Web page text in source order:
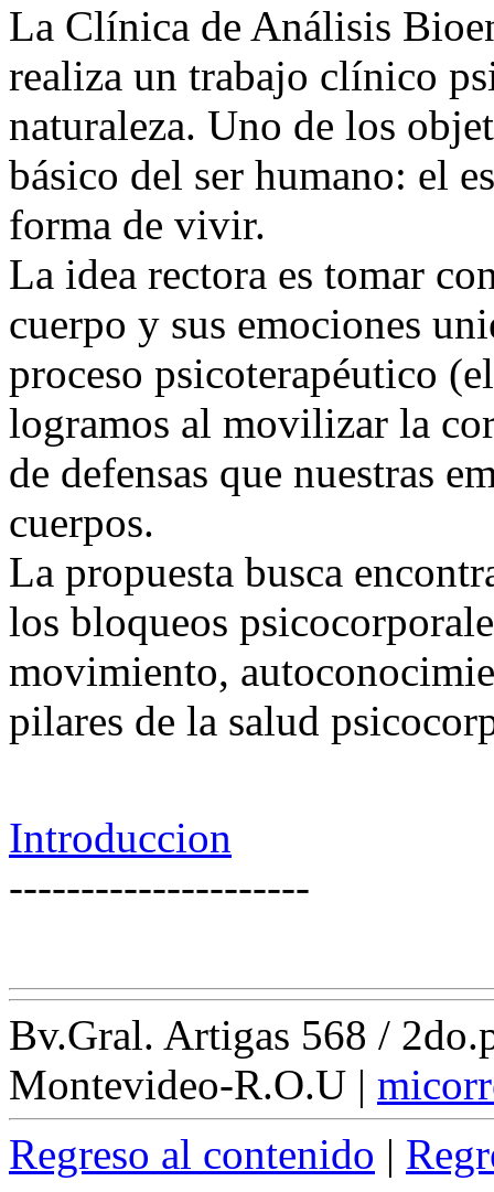
La Clínica de Análisis
realiza un trabajo clínico
naturaleza. Uno de los
básico del ser humano: el
forma de vivir.
La idea rectora es tomar
cuerpo y sus emociones
proceso psicoterapéutico
logramos al movilizar la
de defensas que nuestras
cuerpos.
La propuesta busca
los bloqueos
movimiento,
pilares de la salud
Introduccion
---------------------
Bv.Gral. Artigas 568 /
Montevideo-R.O.U |
Regreso al contenido |